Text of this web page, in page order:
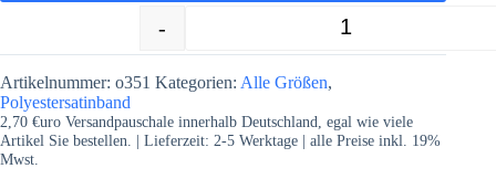
25 St. Textiletiketten - Größe 158
-
Artikelnummer: o351 Kategorien: Alle Größen,
Polyestersatinband
2,70 €uro Versandpauschale innerhalb Deutschland, egal wie viele
Artikel Sie bestellen. | Lieferzeit: 2-5 Werktage | alle Preise inkl. 19%
Mwst.